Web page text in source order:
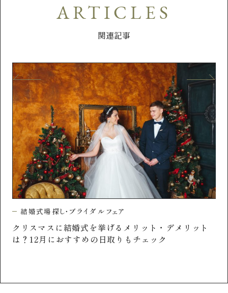
関連記事
ARTICLES
結婚式場探し・ブライダルフェア
クリスマスに結婚式を挙げるメリット・デメリット
は？12月におすすめの日取りもチェック